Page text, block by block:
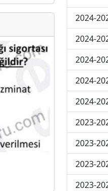
2024-
2024-
2024-
2024-
2024-
2023-
2023-
2023-
2023-